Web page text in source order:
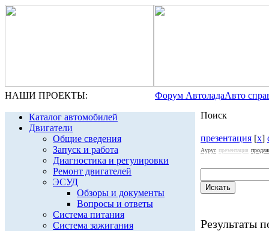
НАШИ ПРОЕКТЫ: Форум АвтоладаАвто
Каталог автомобилей
Двигатели
Общие сведения
Запуск и работа
Диагностика и регулировки
Ремонт двигателей
ЭСУД
Обзоры и документы
Вопросы и ответы
Система питания
Система зажигания
Поиск
презентация [x]
Аурус презентация
Результаты